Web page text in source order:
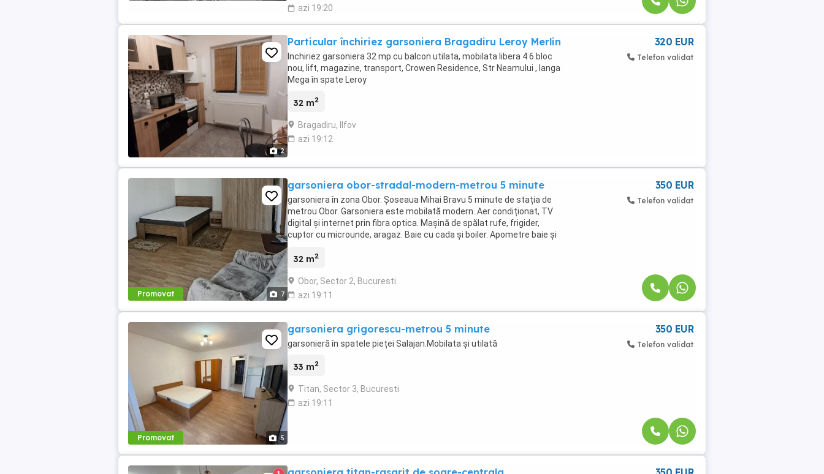
azi 19:20
2
Particular închiriez garsoniera Bragadiru Leroy Merlin
Inchiriez garsoniera 32 mp cu balcon utilata, mobilata libera 4 6 bloc
nou, lift, magazine, transport, Crowen Residence, Str Neamului , langa
Mega în spate Leroy
32 m2
Bragadiru, Ilfov
azi 19:12
320 EUR
Telefon validat
Promovat 7
garsoniera obor-stradal-modern-metrou 5 minute
garsoniera în zona Obor. Șoseaua Mihai Bravu 5 minute de stația de
metrou Obor. Garsoniera este mobilată modern. Aer condiționat, TV
digital și internet prin fibra optica. Mașină de spălat rufe, frigider,
cuptor cu microunde, aragaz. Baie cu cada și boiler. Apometre baie și
32 m2
Obor, Sector 2, Bucuresti
azi 19:11
350 EUR
Telefon validat
Promovat 5
garsoniera grigorescu-metrou 5 minute
garsonieră în spatele pieței Salajan.Mobilata și utilată
33 m2
Titan, Sector 3, Bucuresti
azi 19:11
350 EUR
Telefon validat